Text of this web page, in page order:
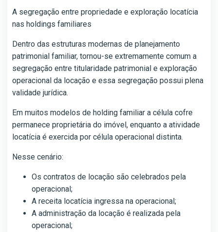
A segregação entre propriedade e exploração locatícia
nas holdings familiares
Dentro das estruturas modernas de planejamento
patrimonial familiar, tornou-se extremamente comum a
segregação entre titularidade patrimonial e exploração
operacional da locação e essa segregação possui plena
validade jurídica.
Em muitos modelos de holding familiar a célula cofre
permanece proprietária do imóvel, enquanto a atividade
locatícia é exercida por célula operacional distinta.
Nesse cenário:
Os contratos de locação são celebrados pela
operacional;
A receita locatícia ingressa na operacional;
A administração da locação é realizada pela
operacional;